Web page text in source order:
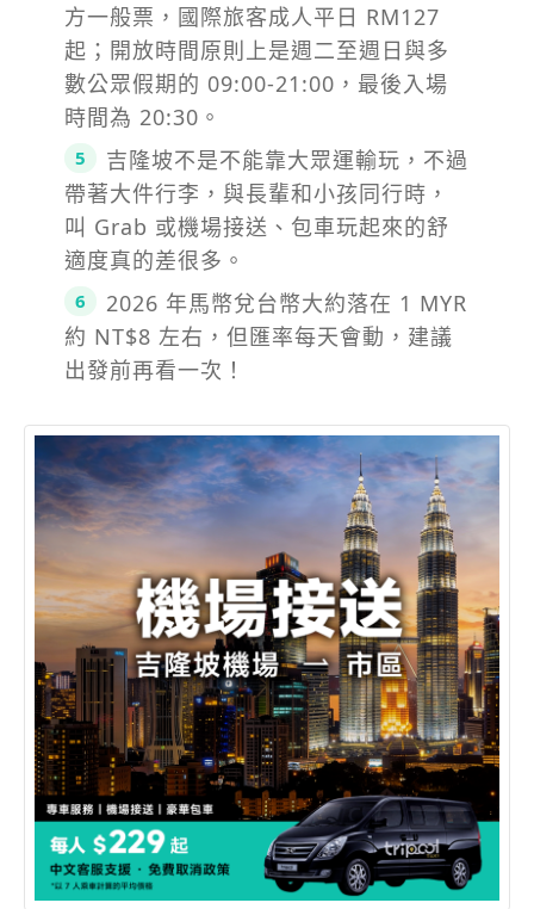
方一般票，國際旅客成人平日 RM127
起；開放時間原則上是週二至週日與多
數公眾假期的 09:00-21:00，最後入場
時間為 20:30。
吉隆坡不是不能靠大眾運輸玩，不過
帶著大件行李，與長輩和小孩同行時，
叫 Grab 或機場接送、包車玩起來的舒
適度真的差很多。
2026 年馬幣兌台幣大約落在 1 MYR
約 NT$8 左右，但匯率每天會動，建議
出發前再看一次！